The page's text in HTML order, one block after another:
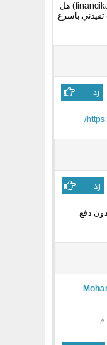
اخوي ممكن سوال بسالك عن شركه اسمها (financika) هل
تفيدني باسرع
رد
رد
دفع